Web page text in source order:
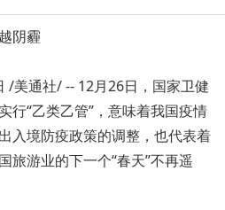
阴霾
通社/ -- 12月26日，国家卫健
行“乙类乙管”，意味着我国疫情
入境防疫政策的调整，也代表着
旅游业的下一个“春天”不再遥